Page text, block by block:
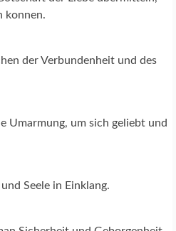
konnen.
der Verbundenheit und des
Umarmung, um sich geliebt und
Seele in Einklang.